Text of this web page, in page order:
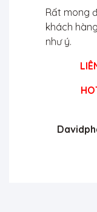
Rất mong
khách
như ý.